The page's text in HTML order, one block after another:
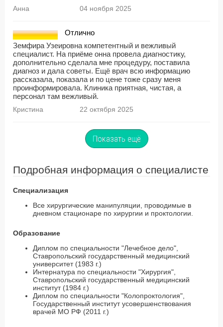
Анна 04 ноября 2025
Отлично
Земфира Узеировна компетентный и вежливый
специалист. На приёме онна провела диагностику,
дополнительно сделала мне процедуру, поставила
диагноз и дала советы. Ещё врач всю информацию
рассказала, показала и по цене тоже сразу меня
проинформировала. Клиника приятная, чистая, а
персонал там вежливый.
Кристина 22 октября 2025
Показать ещё
Подробная информация о специалисте
Специализация
Все хирургические манипуляции, проводимые в
дневном стационаре по хирургии и проктологии.
Образование
Диплом по специальности "Лечебное дело",
Ставропольский государственный медицинский
университет (1983 г.)
Интернатура по специальности "Хирургия",
Ставропольский государственный медицинский
институт (1984 г.)
Диплом по специальности "Колопроктология",
Государственный институт усовершенствования
врачей МО РФ (2011 г.)